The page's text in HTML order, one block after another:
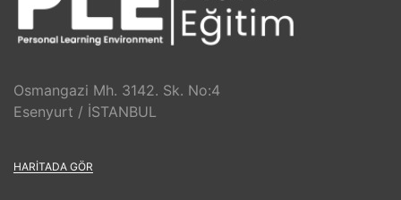
Osmangazi Mh. 3142. Sk. No:4
Esenyurt / İSTANBUL
HARITADA GÖR